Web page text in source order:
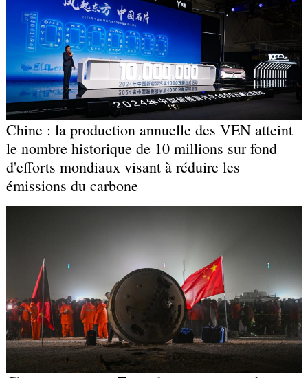
Chine : la production annuelle des VEN atteint
le nombre historique de 10 millions sur fond
d'efforts mondiaux visant à réduire les
émissions du carbone